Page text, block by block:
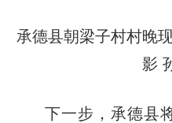
承德县朝梁子村村晚
影
下一步，承德县将